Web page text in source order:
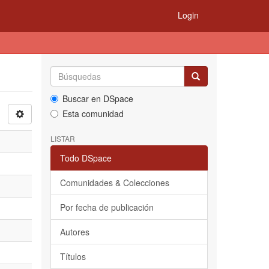
Login
Buscar en DSpace
Esta comunidad
LISTAR
Todo DSpace
Comunidades & Colecciones
Por fecha de publicación
Autores
Títulos